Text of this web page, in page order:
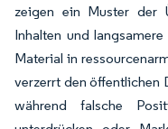
zeigen ein Muster der
Inhalten und
Material in
verzerrt den öffentlichen
während falsche